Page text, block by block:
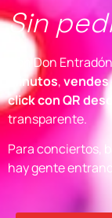
Sin
Con Don
minutos,vendes
click con QR
transparente.
Para conciertos,
hay gente